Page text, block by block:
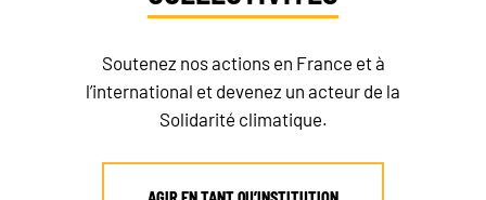
Soutenez nos actions en France et à
l’international et devenez un acteur de la
Solidarité climatique.